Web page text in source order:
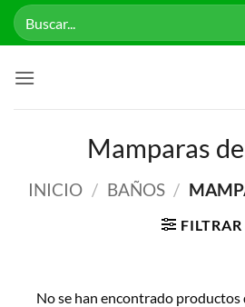
Saltar
Buscar
por:
Mamparas
INICIO / BAÑOS /
FILTRAR
No se han encontrado productos